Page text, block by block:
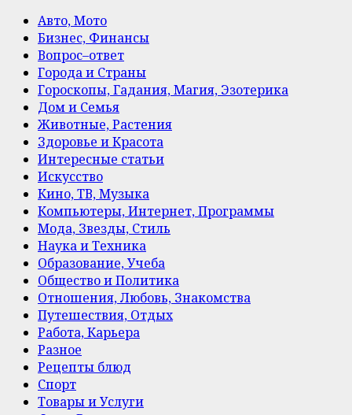
Авто, Мото
Бизнес, Финансы
Вопрос–ответ
Города и Страны
Гороскопы, Гадания, Магия, Эзотерика
Дом и Семья
Животные, Растения
Здоровье и Красота
Интересные статьи
Искусство
Кино, ТВ, Музыка
Компьютеры, Интернет, Программы
Мода, Звезды, Стиль
Наука и Техника
Образование, Учеба
Общество и Политика
Отношения, Любовь, Знакомства
Путешествия, Отдых
Работа, Карьера
Разное
Рецепты блюд
Спорт
Товары и Услуги